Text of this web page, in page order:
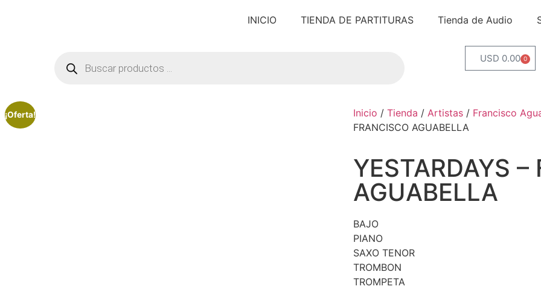
INICIO TIENDA DE PARTITURAS Tienda de Audio
USD 0.00 0
¡Oferta! Inicio / Tienda / Artistas / Francisco
FRANCISCO AGUABELLA
YESTARDAYS –
AGUABELLA
BAJO
PIANO
SAXO TENOR
TROMBON
TROMPETA